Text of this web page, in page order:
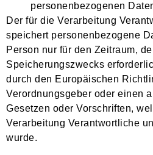
personenbezogenen
Der für die Verarbeitung
speichert personenbezogene
Person nur für den Zeitraum,
Speicherungszwecks
durch den Europäischen
Verordnungsgeber oder einen
Gesetzen oder Vorschriften,
Verarbeitung Verantwortliche
wurde.